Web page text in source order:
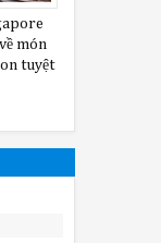
Tour du lịch
Singapore thời điểm
cuối năm có những